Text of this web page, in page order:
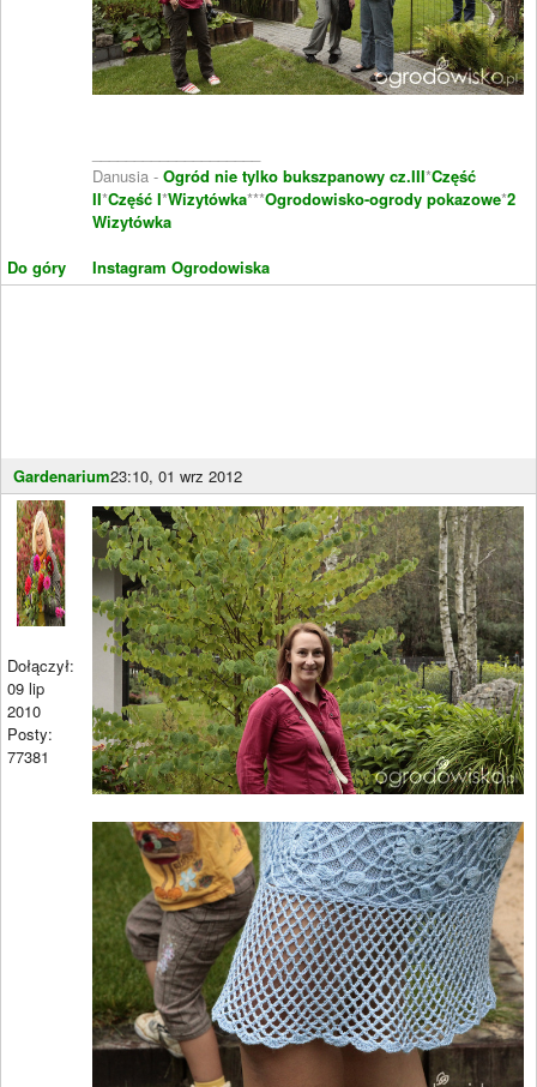
Do góry
Danusia - Ogród nie tylko bukszpanowy cz.III*Część
II*Część I*Wizytówka***Ogrodowisko-ogrody pokazowe*2
Wizytówka
Instagram Ogrodowiska
Gardenarium23:10, 01 wrz 2012
Dołączył:
09 lip
2010
Posty:
77381